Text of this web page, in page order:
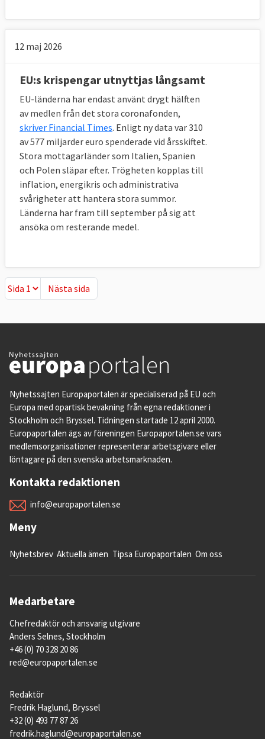
12 maj 2026
EU:s krispengar utnyttjas långsamt
EU-länderna har endast använt drygt hälften
av medlen från det stora coronafonden,
skriver Financial Times. Enligt ny data var 310
av 577 miljarder euro spenderade vid årsskiftet.
Stora mottagarländer som Italien, Spanien
och Polen släpar efter. Trögheten kopplas till
inflation, energikris och administrativa
svårigheter att hantera stora summor.
Länderna har fram till september på sig att
ansöka om resterande medel.
Nästa sida
Nästa sida
Nyhetssajten Europaportalen är specialiserad på EU och
Europa med opartisk bevakning från egna redaktioner i
Stockholm och Bryssel. Tidningen startade 12 april 2000.
Europaportalen ägs av föreningen Europaportalen.se vars
medlemsorganisationer representerar arbetsgivare eller
löntagare på den svenska arbetsmarknaden.
Kontakta redaktionen
info@europaportalen.se
Meny
Nyhetsbrev Aktuella ämen Tipsa Europaportalen Om oss
Medarbetare
Chefredaktör och ansvarig utgivare
Anders Selnes, Stockholm
+46 (0) 70 328 20 86
red@europaportalen.se
Redaktör
Fredrik Haglund, Bryssel
+32 (0) 493 77 87 26
fredrik.haglund@europaportalen.se